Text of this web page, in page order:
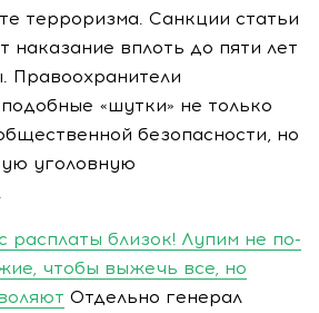
терроризма. Санкции статьи
наказание вплоть до пяти лет
Правоохранители
«шутки» не только
безопасности, но
уголовную
расплаты близок! Лупим не по-
чтобы выжечь все, но
Отдельно генерал